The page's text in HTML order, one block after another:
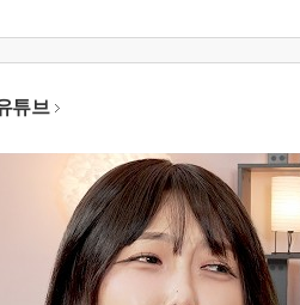
튜브